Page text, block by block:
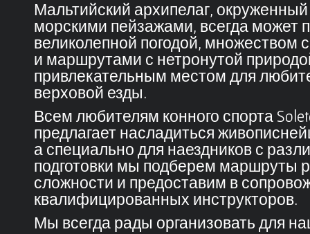
Мальтийский архипелаг,
морскими пейзажами, всегда может
великолепной погодой, множеством
и маршрутами с нетронутой
привлекательным местом для
верховой езды.
Всем любителям конного спорта
предлагает насладиться
а специально для наездников с
подготовки мы подберем маршруты
сложности и предоставим в
квалифицированных инструкторов.
Мы всегда рады организовать для